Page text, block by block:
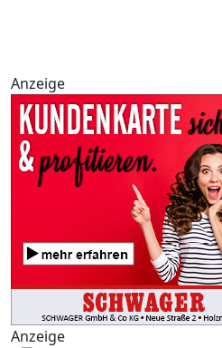
Anzeige
Anzeige